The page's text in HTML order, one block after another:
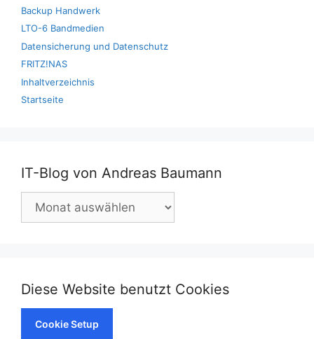
Backup Handwerk
LTO-6 Bandmedien
Datensicherung und Datenschutz
FRITZ!NAS
Inhaltverzeichnis
Startseite
IT-Blog von Andreas Baumann
Blog
von
Diese Website benutzt Cookies
Cookie Setup